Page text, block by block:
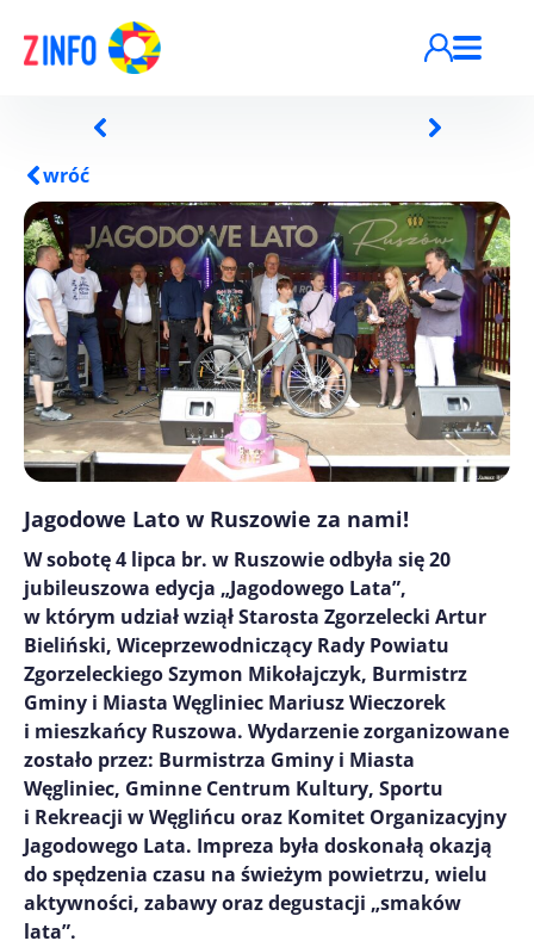
wróć
Jagodowe Lato w Ruszowie za nami!
W sobotę 4 lipca br. w Ruszowie odbyła się 20
jubileuszowa edycja „Jagodowego Lata”,
w którym udział wziął Starosta Zgorzelecki Artur
Bieliński, Wiceprzewodniczący Rady Powiatu
Zgorzeleckiego Szymon Mikołajczyk, Burmistrz
Gminy i Miasta Węgliniec Mariusz Wieczorek
i mieszkańcy Ruszowa. Wydarzenie zorganizowane
zostało przez: Burmistrza Gminy i Miasta
Węgliniec, Gminne Centrum Kultury, Sportu
i Rekreacji w Węglińcu oraz Komitet Organizacyjny
Jagodowego Lata. Impreza była doskonałą okazją
do spędzenia czasu na świeżym powietrzu, wielu
aktywności, zabawy oraz degustacji „smaków
lata”.